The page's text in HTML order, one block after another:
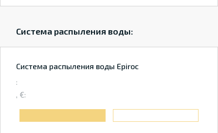
Система распыления воды:
Система распыления воды Epiroc
:
, €: